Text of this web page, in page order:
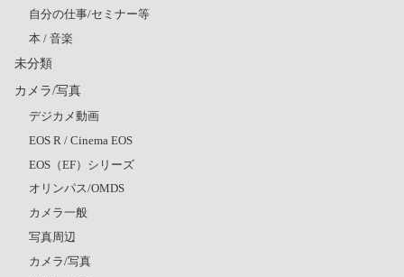
自分の仕事/セミナー等
本 / 音楽
未分類
カメラ/写真
デジカメ動画
EOS R / Cinema EOS
EOS（EF）シリーズ
オリンパス/OMDS
カメラ一般
写真周辺
カメラ/写真